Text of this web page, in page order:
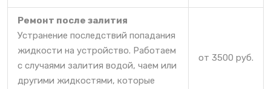
Ремонт после залития
Устранение последствий попадания
жидкости на устройство. Работаем
с случаями залития водой, чаем или
другими жидкостями, которые
от 3500 руб.